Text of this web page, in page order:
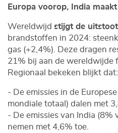
Europa voorop, India
Wereldwijd stijgt de uitstoot
brandstoffen in 2024:
gas (+2,4%). Deze dragen
21% bij aan de wereldwijde
Regionaal bekeken blijkt dat:
- De emissies in de
mondiale totaal) dalen met
- De emissies van India (8%
nemen met 4,6% toe.